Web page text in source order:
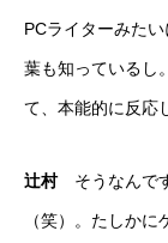
PCライターみた
葉も知っているし
て、本能的に反応
辻村そうなんで
（笑）。たしか